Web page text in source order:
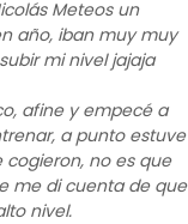
Meteos un
año, iban muy muy
mi nivel jajaja
afine y empecé a
a punto estuve
no es que
me di cuenta de que
nivel.